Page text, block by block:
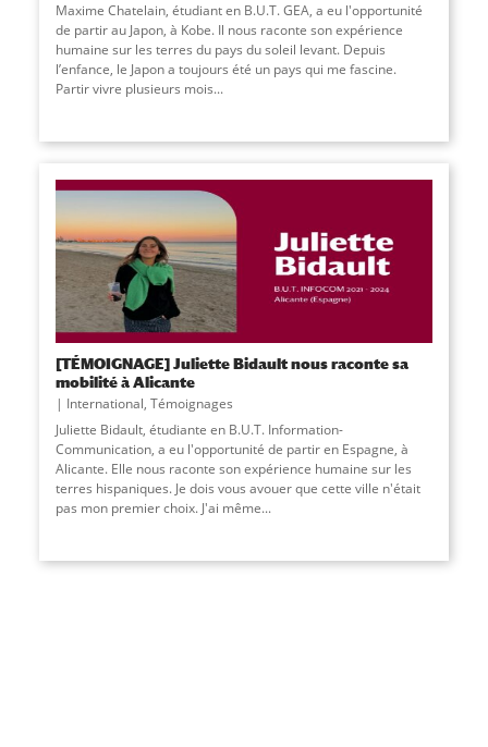
Maxime Chatelain, étudiant en B.U.T. GEA, a eu l'opportunité
de partir au Japon, à Kobe. Il nous raconte son expérience
humaine sur les terres du pays du soleil levant. Depuis
l’enfance, le Japon a toujours été un pays qui me fascine.
Partir vivre plusieurs mois...
[TÉMOIGNAGE] Juliette Bidault nous raconte sa
mobilité à Alicante
International, Témoignages
Juliette Bidault, étudiante en B.U.T. Information-
Communication, a eu l'opportunité de partir en Espagne, à
Alicante. Elle nous raconte son expérience humaine sur les
terres hispaniques. Je dois vous avouer que cette ville n'était
pas mon premier choix. J'ai même...